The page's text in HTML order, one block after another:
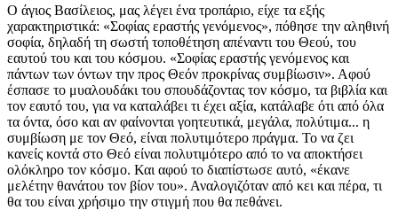
Ο άγιος Βασίλειος, μας λέγει ένα τροπάριο, είχε τα εξής
χαρακτηριστικά: «Σοφίας εραστής γενόμενος», πόθησε την αληθινή
σοφία, δηλαδή τη σωστή τοποθέτηση απέναντι του Θεού, του
εαυτού του και του κόσμου. «Σοφίας εραστής γενόμενος και
πάντων των όντων την προς Θεόν προκρίνας συμβίωσιν». Αφού
έσπασε το μυαλουδάκι του σπουδάζοντας τον κόσμο, τα βιβλία και
τον εαυτό του, για να καταλάβει τι έχει αξία, κατάλαβε ότι από όλα
τα όντα, όσο και αν φαίνονται γοητευτικά, μεγάλα, πολύτιμα... η
συμβίωση με τον Θεό, είναι πολυτιμότερο πράγμα. Το να ζει
κανείς κοντά στο Θεό είναι πολυτιμότερο από το να αποκτήσει
ολόκληρο τον κόσμο. Και αφού το διαπίστωσε αυτό, «έκανε
μελέτην θανάτου τον βίον του». Αναλογιζόταν από κει και πέρα, τι
θα του είναι χρήσιμο την στιγμή που θα πεθάνει.